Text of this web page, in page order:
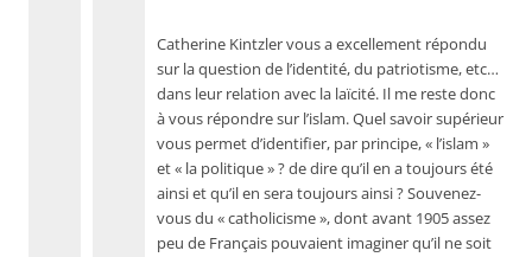
Catherine Kintzler vous a excellement répondu
sur la question de l’identité, du patriotisme, etc…
dans leur relation avec la laïcité. Il me reste donc
à vous répondre sur l’islam. Quel savoir supérieur
vous permet d’identifier, par principe, « l’islam »
et « la politique » ? de dire qu’il en a toujours été
ainsi et qu’il en sera toujours ainsi ? Souvenez-
vous du « catholicisme », dont avant 1905 assez
peu de Français pouvaient imaginer qu’il ne soit